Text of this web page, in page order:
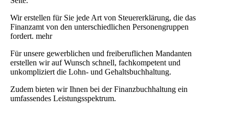
Wir erstellen für Sie jede Art von Steuererklärung, die das
Finanzamt von den unterschiedlichen Personengruppen
fordert. mehr
Für unsere gewerblichen und freiberuflichen Mandanten
erstellen wir auf Wunsch schnell, fachkompetent und
unkompliziert die Lohn- und Gehaltsbuchhaltung.
Zudem bieten wir Ihnen bei der Finanzbuchhaltung ein
umfassendes Leistungsspektrum.